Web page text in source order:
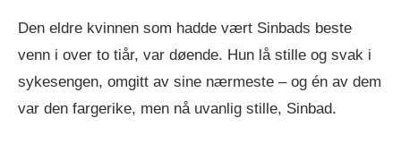
Den eldre kvinnen som hadde vært Sinbads beste
venn i over to tiår, var døende. Hun lå stille og svak i
sykesengen, omgitt av sine nærmeste – og én av dem
var den fargerike, men nå uvanlig stille, Sinbad.